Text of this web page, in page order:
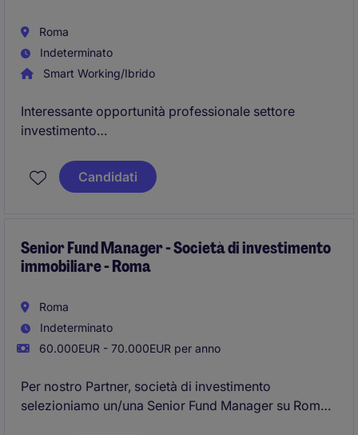
Roma
Indeterminato
Smart Working/Ibrido
Interessante opportunità professionale settore
investimento
Sede RomaCandidati
Senior Fund Manager - Società di investimento
immobiliare - Roma
Roma
Indeterminato
60.000EUR - 70.000EUR per anno
Per nostro Partner, società di investimento
selezioniamo un/una Senior Fund Manager su Roma.